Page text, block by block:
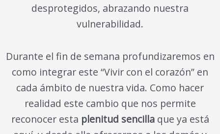
desprotegidos, abrazando nuestra
vulnerabilidad.
Durante el fin de semana profundizaremos en
como integrar este “Vivir con el corazón” en
cada ámbito de nuestra vida. Como hacer
realidad este cambio que nos permite
reconocer esta plenitud sencillaque ya está